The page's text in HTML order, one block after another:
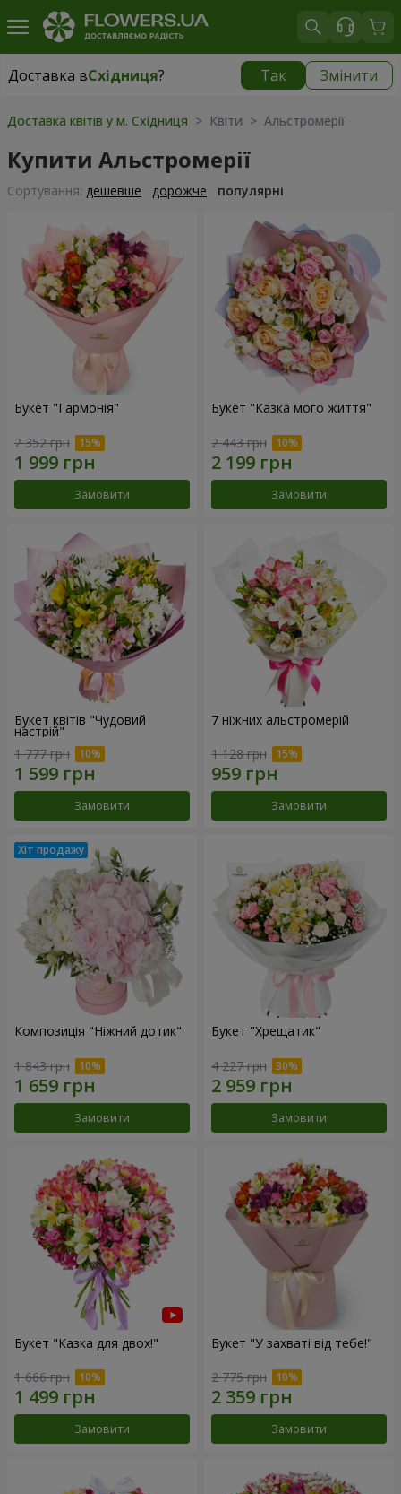
Доставка вСхідниця? Так Змінити
Доставка вСхідниця|
Доставка квітів у м. Східниця > Квіти > Альстромерії
Купити Альстромерії
Сортування: дешевше дорожче популярні
Букет "Гармонія"
2 352 грн
Замовити
Букет "Казка мого життя"
2 443 грн
Замовити
Букет квітів "Чудовий
настрій"
1 777 грн
Замовити
7 ніжних альстромерій
1 128 грн
Замовити
Композиція "Ніжний дотик"
1 843 грн
Замовити
Букет "Хрещатик"
4 227 грн
Замовити
Букет "Казка для двох!"
1 666 грн
Замовити
Букет "У захваті від тебе!"
2 775 грн
Замовити